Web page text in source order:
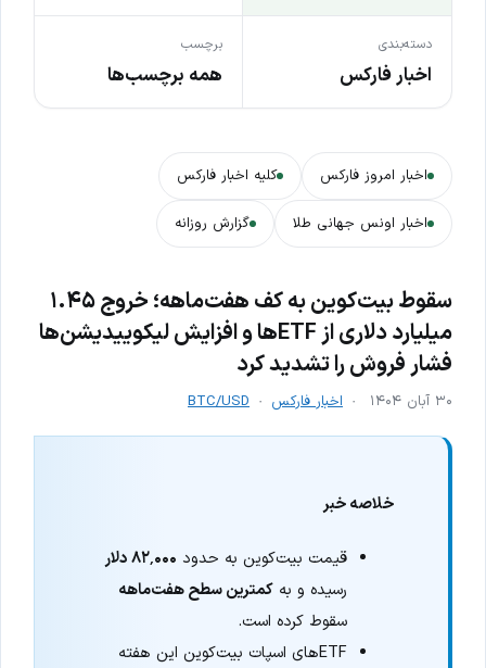
دسته‌بندی
اخبار فارکس
برچسب
همه برچسب‌ها
اخبار امروز فارکس کلیه اخبار فارکس
اخبار اونس جهانی طلا گزارش روزانه
سقوط بیت‌کوین به کف هفت‌ماهه؛ خروج ۱.۴۵
میلیارد دلاری از ETFها و افزایش لیکوییدیشن‌ها
فشار فروش را تشدید کرد
۳۰ آبان ۱۴۰۴ اخبار فارکس BTC/USD
خلاصه خبر
قیمت بیت‌کوین به حدود ۸۲٬۰۰۰ دلار
رسیده و بهکمترین سطح هفت‌ماهه
سقوط کرده است.
ETFهای اسپات بیت‌کوین این هفته